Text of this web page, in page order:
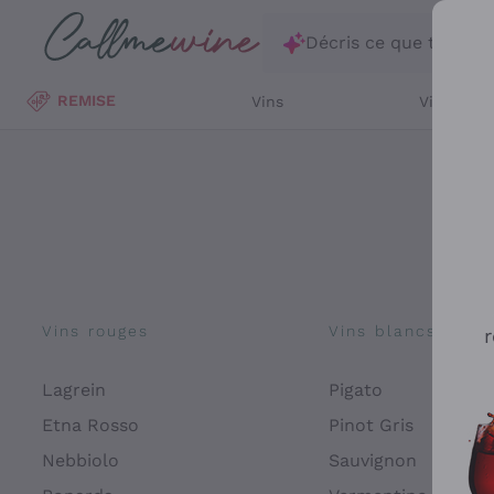
Passer au contenu principal
Décris ce que tu
REMISE Vins Vins
Vins rouges
Lagrein
Etna Rosso
Nebbiolo
Vins blancs
Pigato
Pinot Gris
Sauvignon